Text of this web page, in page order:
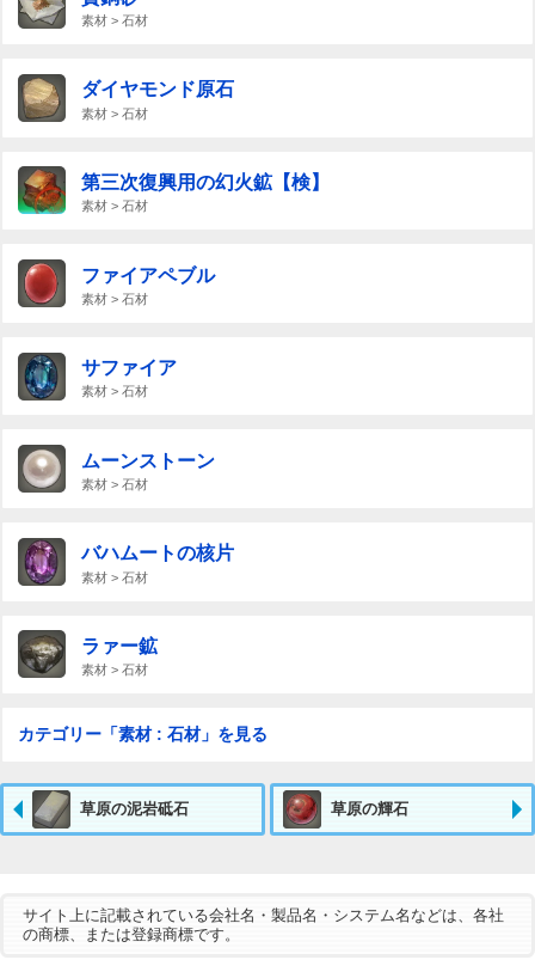
素材 > 石材
ダイヤモンド原石
素材 > 石材
第三次復興用の幻火鉱【検】
素材 > 石材
ファイアペブル
素材 > 石材
サファイア
素材 > 石材
ムーンストーン
素材 > 石材
バハムートの核片
素材 > 石材
ラァー鉱
素材 > 石材
カテゴリー「素材 : 石材」を見る
草原の泥岩砥石 草原の輝石
サイト上に記載されている会社名・製品名・システム名などは、各社
の商標、または登録商標です。